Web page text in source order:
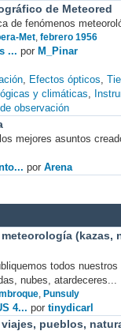
de Meteored
de fenómenos
Met, febrero 1956
... por M_Pinar
Efectos ópticos
y climáticas
observación
mejores asuntos
por Arena
(kazas,
todos
nubes, atardeceres...
, Punsuly
4... por tinydicarl
pueblos,